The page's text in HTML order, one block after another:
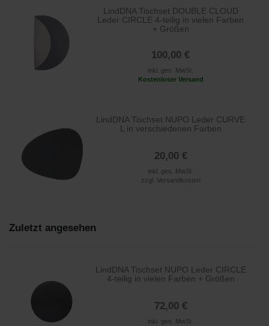
LindDNA Tischset DOUBLE CLOUD
Leder CIRCLE 4-teilig in vielen Farben
+ Größen
100,00 €
inkl. ges. MwSt.
Kostenloser Versand
LindDNA Tischset NUPO Leder CURVE
L in verschiedenen Farben
20,00 €
inkl. ges. MwSt.
zzgl. Versandkosten
Zuletzt angesehen
LindDNA Tischset NUPO Leder CIRCLE
4-teilig in vielen Farben + Größen
72,00 €
inkl. ges. MwSt.